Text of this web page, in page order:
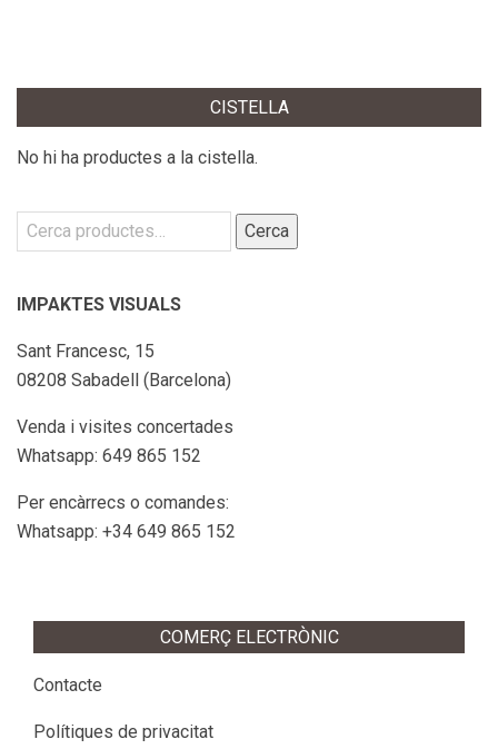
CISTELLA
No hi ha productes a la cistella.
Cerca: Cerca
IMPAKTES VISUALS
Sant Francesc, 15
08208 Sabadell (Barcelona)
Venda i visites concertades
Whatsapp: 649 865 152
Per encàrrecs o comandes:
Whatsapp: +34 649 865 152
COMERÇ ELECTRÒNIC
Contacte
Polítiques de privacitat